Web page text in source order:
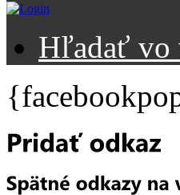
Hľadať vo